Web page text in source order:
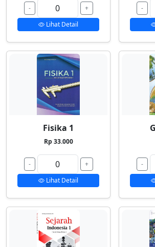
-
+
Lihat Detail
-
Fisika 1
Rp 33.000
-
+
Lihat Detail
-